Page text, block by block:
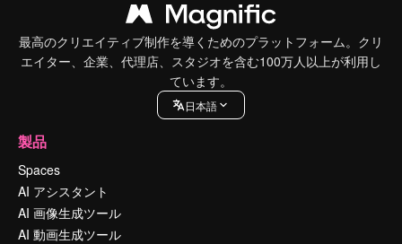
最高のクリエイティブ制作を導くためのプラットフォーム。クリ
エイター、企業、代理店、スタジオを含む100万人以上が利用し
ています。
日本語
製品
Spaces
AI アシスタント
AI 画像生成ツール
AI 動画生成ツール